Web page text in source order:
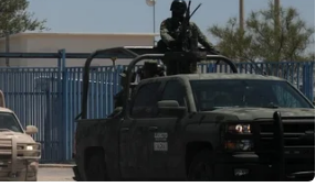
3 điểm ngay trên
2026: Kịch bản
Nam vào bán kết